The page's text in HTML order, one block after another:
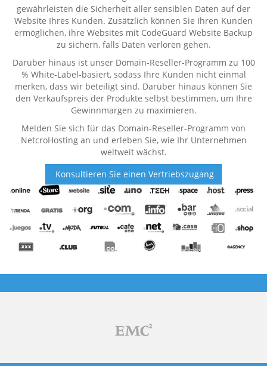
gewährleisten die Sicherheit aller sensiblen Daten auf der
Website Ihres Kunden. Zusätzlich können Sie Ihren Kunden
ermöglichen, ihre Websites mit CodeGuard Website Backup
zu sichern, falls Daten verloren gehen.
Darüber hinaus ist unser Domain-Reseller-Programm zu 100
% White-Label-basiert, sodass Ihre Kunden nicht einmal
merken, dass wir beteiligt sind. Darüber hinaus können Sie
den Verkaufspreis der Produkte selbst bestimmen, um Ihre
Gewinnmargen zu maximieren.
Melden Sie sich für das Domain-Reseller-Programm von
NetcroHosting an und erleben Sie, wie Ihr Unternehmen
weltweit wächst.
Konsultieren Sie einen Vertriebszugang